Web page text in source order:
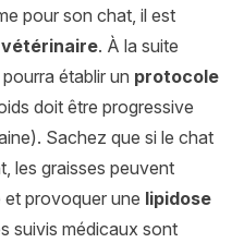
pour son chat, il est
. À la suite
établir un protocole
doit être progressive
Sachez que si le chat
les graisses peuvent
et provoquer une lipidose
suivis médicaux sont